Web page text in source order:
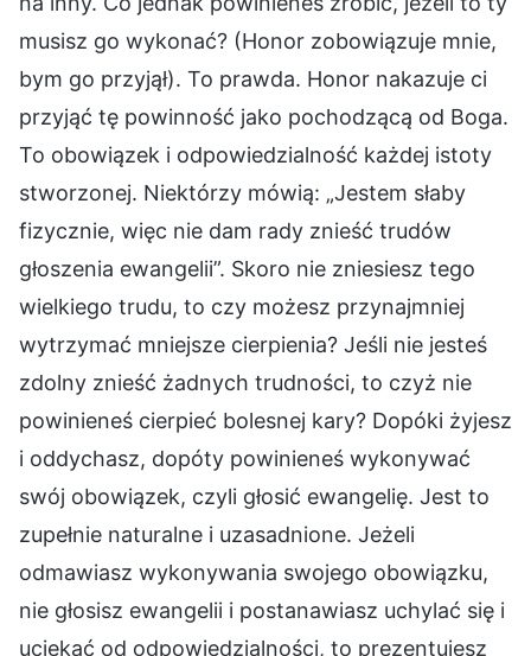
musisz go wykonać? (Honor zobowiązuje mnie,
bym go przyjął). To prawda. Honor nakazuje ci
przyjąć tę powinność jako pochodzącą od Boga.
To obowiązek i odpowiedzialność każdej istoty
stworzonej. Niektórzy mówią: „Jestem słaby
fizycznie, więc nie dam rady znieść trudów
głoszenia ewangelii”. Skoro nie zniesiesz tego
wielkiego trudu, to czy możesz przynajmniej
wytrzymać mniejsze cierpienia? Jeśli nie jesteś
zdolny znieść żadnych trudności, to czyż nie
powinieneś cierpieć bolesnej kary? Dopóki żyjesz
i oddychasz, dopóty powinieneś wykonywać
swój obowiązek, czyli głosić ewangelię. Jest to
zupełnie naturalne i uzasadnione. Jeżeli
odmawiasz wykonywania swojego obowiązku,
nie głosisz ewangelii i postanawiasz uchylać się i
uciekać od odpowiedzialności, to prezentujesz